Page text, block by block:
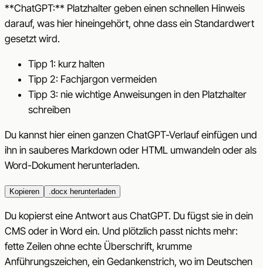
**ChatGPT:** Platzhalter geben einen schnellen Hinweis
darauf, was hier hineingehört, ohne dass ein Standardwert
gesetzt wird.
Tipp 1: kurz halten
Tipp 2: Fachjargon vermeiden
Tipp 3: nie wichtige Anweisungen in den Platzhalter
schreiben
Du kannst hier einen ganzen ChatGPT-Verlauf einfügen und
ihn in sauberes Markdown oder HTML umwandeln oder als
Word-Dokument herunterladen.
Kopieren .docx herunterladen
Du kopierst eine Antwort aus ChatGPT. Du fügst sie in dein
CMS oder in Word ein. Und plötzlich passt nichts mehr:
fette Zeilen ohne echte Überschrift, krumme
Anführungszeichen, ein Gedankenstrich, wo im Deutschen